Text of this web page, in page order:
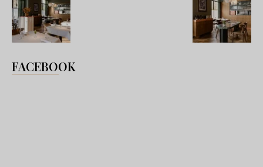
FACEBOOK